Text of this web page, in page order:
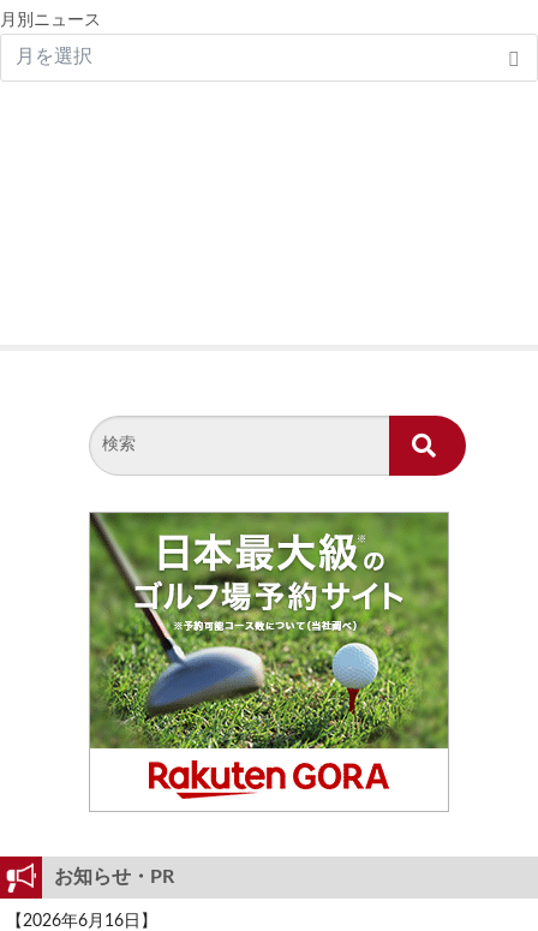
月別ニュース
お知らせ・PR
【2026年6月16日】